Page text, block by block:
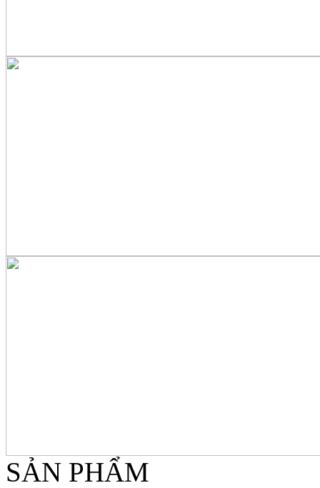
SẢN PHẨM